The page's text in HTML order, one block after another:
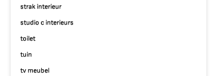
strak interieur
studio c interieurs
toilet
tuin
tv meubel